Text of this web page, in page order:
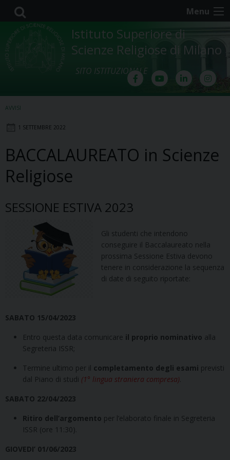
Skip
content
Menu
Istituto Superiore di
Scienze Religiose di Milano
SITO ISTITUZIONALE
AVVISI
1 SETTEMBRE 2022
BACCALAUREATO in Scienze
Religiose
SESSIONE ESTIVA 2023
Gli studenti che intendono
conseguire il Baccalaureato nella
prossima Sessione Estiva devono
tenere in considerazione la sequenza
di date di seguito riportate:
SABATO 15/04/2023
Entro questa data comunicare il proprio nominativo alla
Segreteria ISSR;
Termine ultimo per il completamento degli esami previsti
dal Piano di studi (1° lingua straniera compresa).
SABATO 22/04/2023
Ritiro dell’argomento per l’elaborato finale in Segreteria
ISSR (ore 11:30).
GIOVEDI’ 01/06/2023